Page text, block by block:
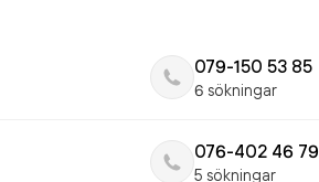
079-150 53 85
6 sökningar
076-402 46 79
5 sökningar